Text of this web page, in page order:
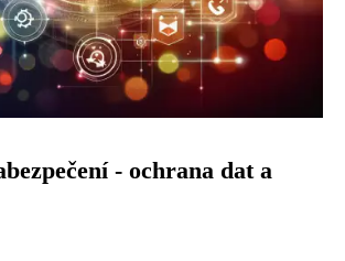
- ochrana dat a